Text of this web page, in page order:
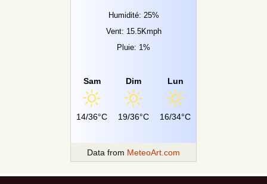
Humidité: 25%
Vent: 15.5Kmph
Pluie: 1%
Sam
14/36°C
Dim
19/36°C
Lun
16/34°C
Data from MeteoArt.com